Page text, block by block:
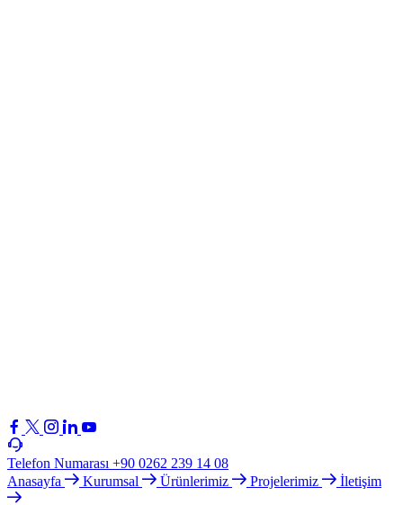
Telefon Numarası +90 0262 239 14 08
Anasayfa
Kurumsal Ürünlerimiz Projelerimiz İletişim